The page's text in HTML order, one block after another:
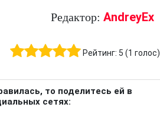
Редактор: AndreyEx
Рейтинг: 5 (1 голос)
то поделитесь ей в
сетях: